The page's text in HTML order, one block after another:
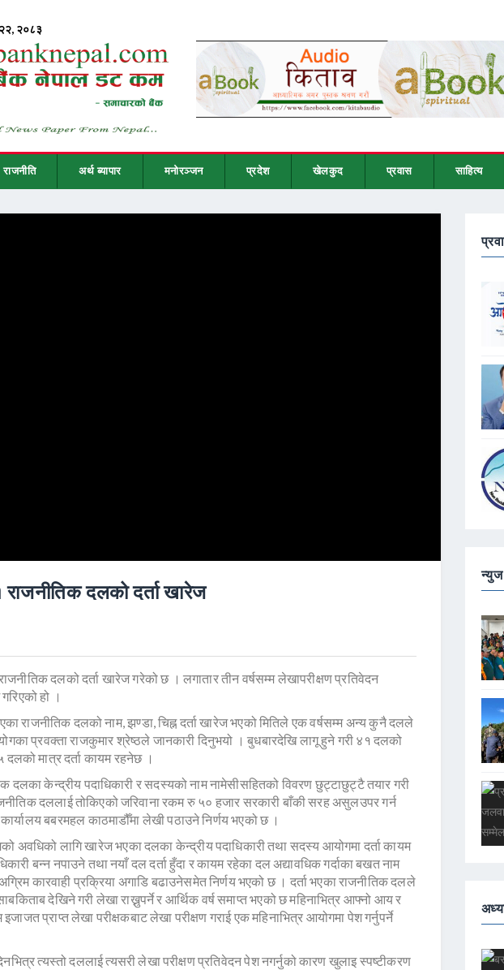
राजनीति अर्थ ब्यापार मनोरञ्जन प्रदेश खेलकुद प्रवास साहित्य
राजनीतिक दलको दर्ता खारेज
दलको दर्ता खारेज गरेको छ । लगातार तीन वर्षसम्म लेखापरीक्षण प्रतिवेदन
हो ।
दलको नाम, झण्डा, चिह्न दर्ता खारेज भएको मितिले एक वर्षसम्म अन्य कुनै दलले
प्रवक्ता राजकुमार श्रेष्ठले जानकारी दिनुभयो । बुधबारदेखि लागू हुने गरी ४१ दलको
मात्र दर्ता कायम रहनेछ ।
दलका केन्द्रीय पदाधिकारी र सदस्यको नाम नामेसीसहितको विवरण छुट्टाछुट्टै तयार गरी
दललाई तोकिएको जरिवाना रकम रु ५० हजार सरकारी बाँकी सरह असुलउपर गर्न
बबरमहल काठमाडौँमा लेखी पठाउने निर्णय भएको छ ।
अवधिको लागि खारेज भएका दलका केन्द्रीय पदाधिकारी तथा सदस्य आयोगमा दर्ता कायम
बन्न नपाउने तथा नयाँ दल दर्ता हुँदा र कायम रहेका दल अद्यावधिक गर्दाका बखत नाम
कारवाही प्रक्रिया अगाडि बढाउनेसमेत निर्णय भएको छ । दर्ता भएका राजनीतिक दलले
देखिने गरी लेखा राख्नुपर्ने र आर्थिक वर्ष समाप्त भएको छ महिनाभित्र आफ्नो आय र
प्राप्त लेखा परीक्षकबाट लेखा परीक्षण गराई एक महिनाभित्र आयोगमा पेश गर्नुपर्ने
त्यस्तो दललाई त्यसरी लेखा परीक्षण प्रतिवेदन पेश नगर्नुको कारण खुलाइ स्पष्टीकरण